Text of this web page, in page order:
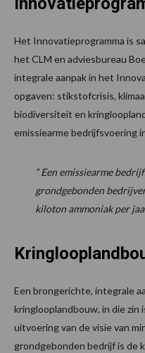
Het Innovatieprogramma is
het CLM en adviesbureau
integrale aanpak in het
opgaven: stikstofcrisis,
biodiversiteit en
emissiearme bedrijfsvoering
“ Een emissiearme
grondgebonden
kiloton ammoniak per
Een brongerichte, integrale
kringlooplandbouw, in die zin
uitvoering van de visie van
grondgebonden bedrijf is de